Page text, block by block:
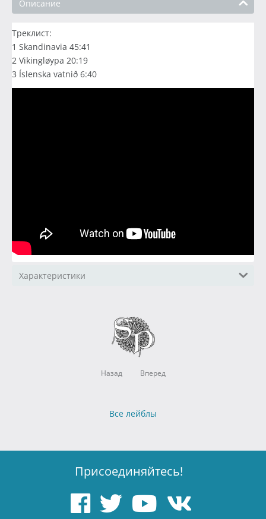
Описание
Треклист:
1 Skandinavia 45:41
2 Vikingløypa 20:19
3 Íslenska vatnið 6:40
Характеристики
Назад Вперед
Все лейблы
Присоединяйтесь!